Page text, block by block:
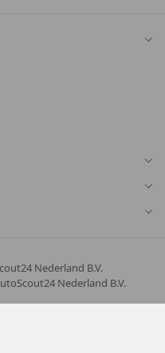
Nederland B.V.
Nederland B.V.